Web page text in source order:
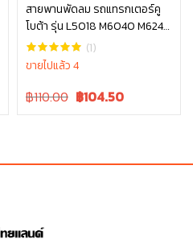
สายพานพัดลม รถแทรกเตอร์คู
โบต้า รุ่น L5018 M6040 M6240
TC803-97010
(1)
ขายไปแล้ว 4
Original
฿110.00 Current
฿104.50
หยิบใส่ตะกร้า